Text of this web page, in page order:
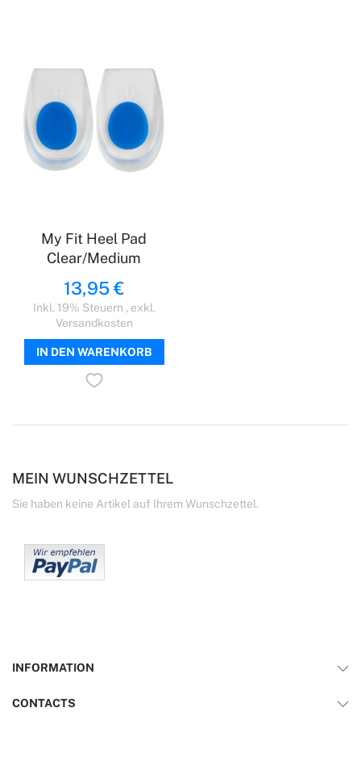
MEIN WUNSCHZETTEL
Sie haben keine Artikel auf Ihrem Wunschzettel.
My Fit Heel Pad
Clear/Medium
13,95 €
Inkl. 19% Steuern , exkl.
Versandkosten
IN DEN WARENKORB
INFORMATION
CONTACTS